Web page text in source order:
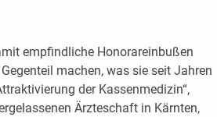
empfindliche Honorareinbußen
machen, was sie seit Jahren
der Kassenmedizin“,
Ärzteschaft in Kärnten,